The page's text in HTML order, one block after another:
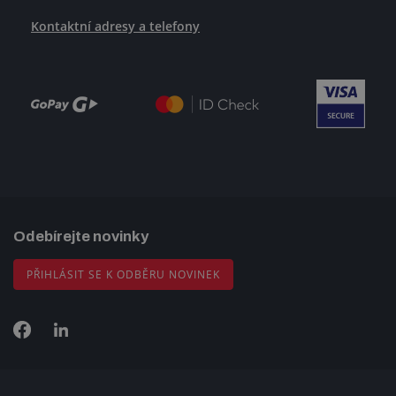
Kontaktní adresy a telefony
Odebírejte novinky
PŘIHLÁSIT SE K ODBĚRU NOVINEK